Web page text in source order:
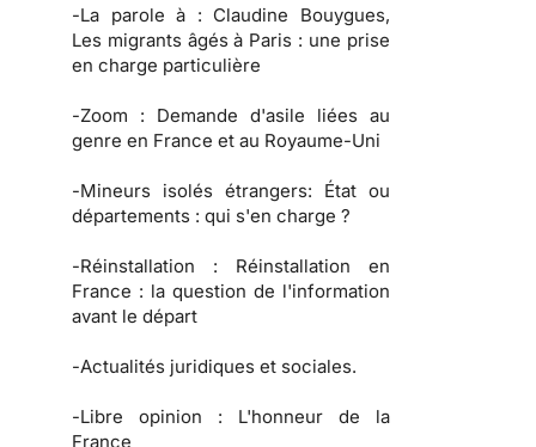
-La parole à : Claudine Bouygues,
Les migrants âgés à Paris : une prise
en charge particulière
-Zoom : Demande d'asile liées au
genre en France et au Royaume-Uni
-Mineurs isolés étrangers: État ou
départements : qui s'en charge ?
-Réinstallation : Réinstallation en
France : la question de l'information
avant le départ
-Actualités juridiques et sociales.
-Libre opinion : L'honneur de la
France